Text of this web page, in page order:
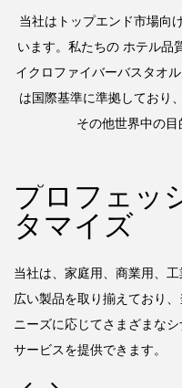
当社はトップエンド市場向
います。私たちのホテル品
イクロファイバーバスタオ
は国際基準に準拠しており
その他世界中の目
プロフェッ
タマイズ
当社は、家庭用、商業用、
広い製品を取り揃えており
ニーズに応じてさまざまな
サービスを提供できます。